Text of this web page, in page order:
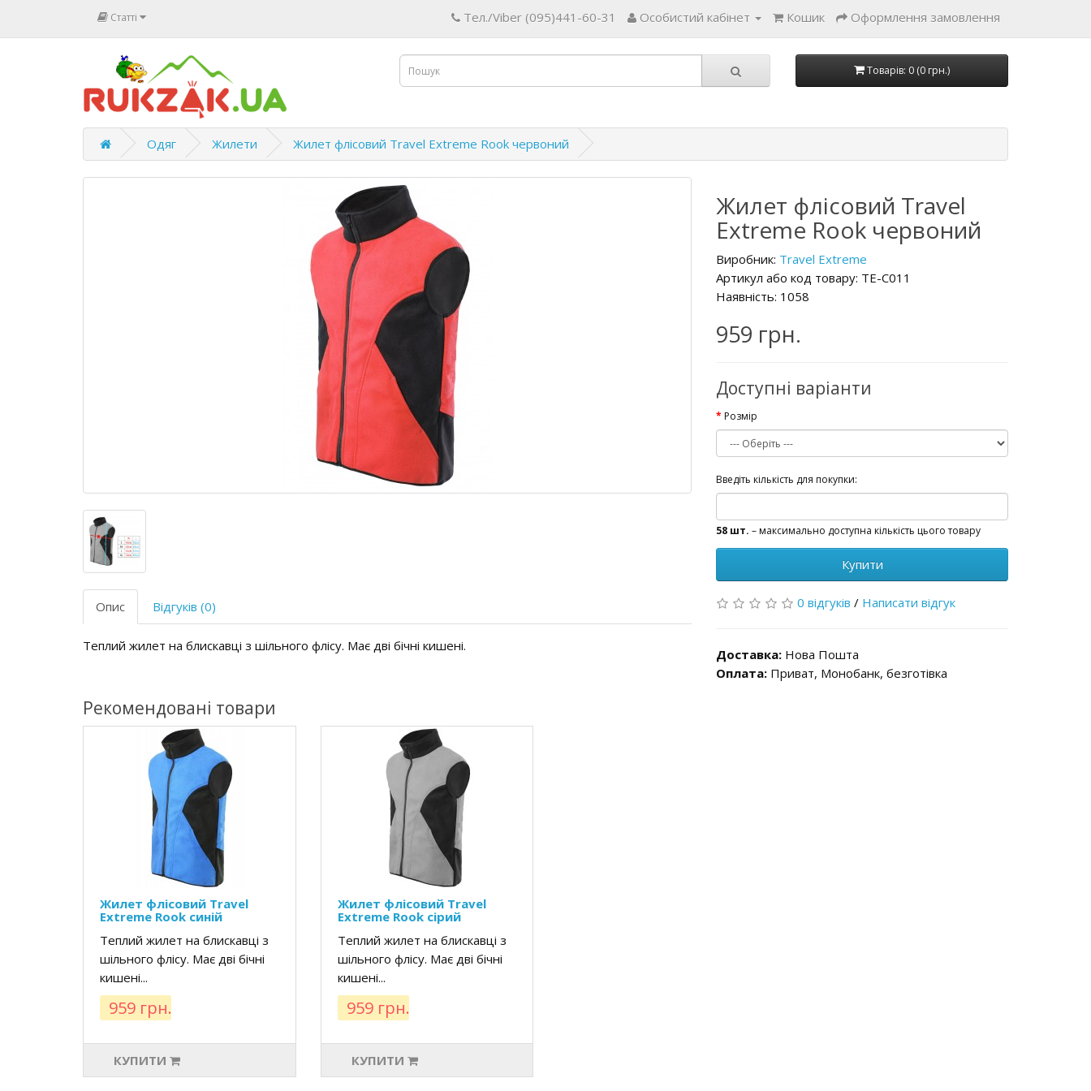
Статті Тел./Viber (095)441-60-31 Особистий кабінет Кошик Оформлення замовлення
Товарів: 0 (0 грн.)
Одяг Жилети Жилет флісовий Travel Extreme Rook червоний
Опис Відгуків (0)
Теплий жилет на блискавці з шільного флісу. Має дві бічні кишені.
Жилет флісовий Travel
Extreme Rook червоний
Виробник: Travel Extreme
Артикул або код товару: TE-C011
Наявність: 1058
959 грн.
Доступні варіанти
Розмір
Введіть кількість для покупки:
58 шт. – максимально доступна кількість цього товару
Купити
0 відгуків / Написати відгук
Доставка: Нова Пошта
Оплата: Приват, Монобанк, безготівка
Рекомендовані товари
Жилет флісовий Travel
Extreme Rook синій
Теплий жилет на блискавці з
шільного флісу. Має дві бічні
кишені...
959 грн.
КУПИТИ
Жилет флісовий Travel
Extreme Rook сірий
Теплий жилет на блискавці з
шільного флісу. Має дві бічні
кишені...
959 грн.
КУПИТИ